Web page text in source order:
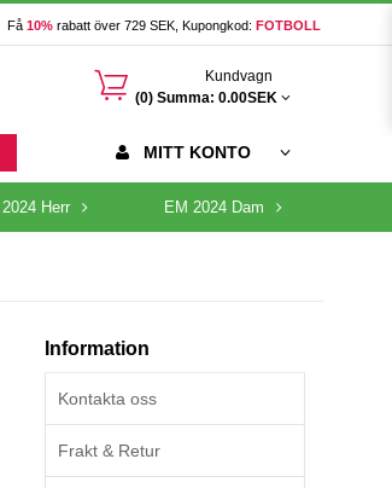
Få 10% rabatt över 729 SEK, Kupongkod: FOTBOLL
󰃦
Kundvagn
(0) Summa: 0.00SEK
MITT KONTO
Herr EM 2024 Dam
Information
Kontakta oss
Frakt & Retur